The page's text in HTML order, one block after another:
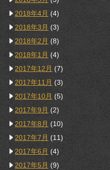
2018年4月 (4)
2018年3月 (3)
2018年2月 (8)
2018年1月 (4)
2017年12月 (7)
2017年11月 (3)
2017年10月 (5)
2017年9月 (2)
2017年8月 (10)
2017年7月 (11)
2017年6月 (4)
2017年5月 (9)